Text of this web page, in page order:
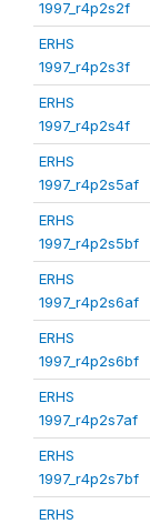
1997_r4p2s2f
ERHS
1997_r4p2s3f
ERHS
1997_r4p2s4f
ERHS
1997_r4p2s5af
ERHS
1997_r4p2s5bf
ERHS
1997_r4p2s6af
ERHS
1997_r4p2s6bf
ERHS
1997_r4p2s7af
ERHS
1997_r4p2s7bf
ERHS